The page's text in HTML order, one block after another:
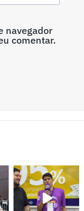
navegador
comentar.